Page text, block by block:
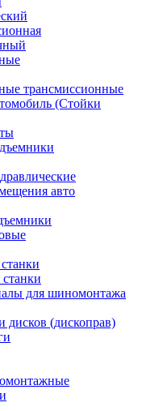
трансмиссионные
(Стойки
авто
для шиномонтажа
дисков (дископрав)